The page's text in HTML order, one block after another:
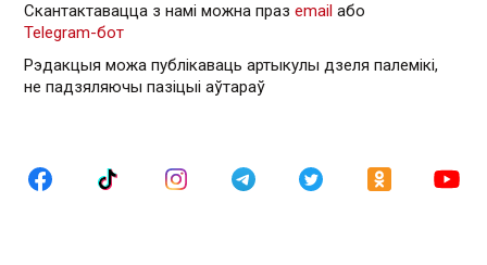
Скантактавацца з намі можна праз email або
Telegram-бот
Рэдакцыя можа публікаваць артыкулы дзеля палемікі,
не падзяляючы пазіцыі аўтараў